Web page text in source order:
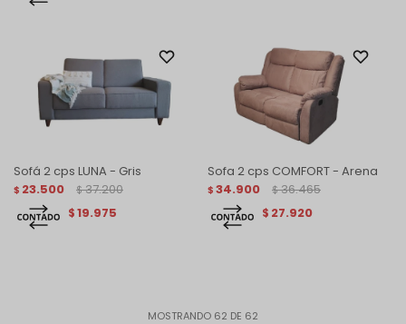
Sofá 2 cps LUNA - Gris
$ 23.500 $ 37.200
$19.975
Sofa 2 cps COMFORT - Arena
$ 34.900 $ 36.465
$ 27.920
MOSTRANDO 62 DE 62